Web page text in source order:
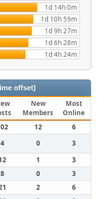
1d 14h 0m
1d 10h 59m
1d 9h 27m
1d 6h 28m
1d 4h 24m
offset)
New
Members
Most
Online
12
6
4 0
3
1
3
8 0
3
2
6